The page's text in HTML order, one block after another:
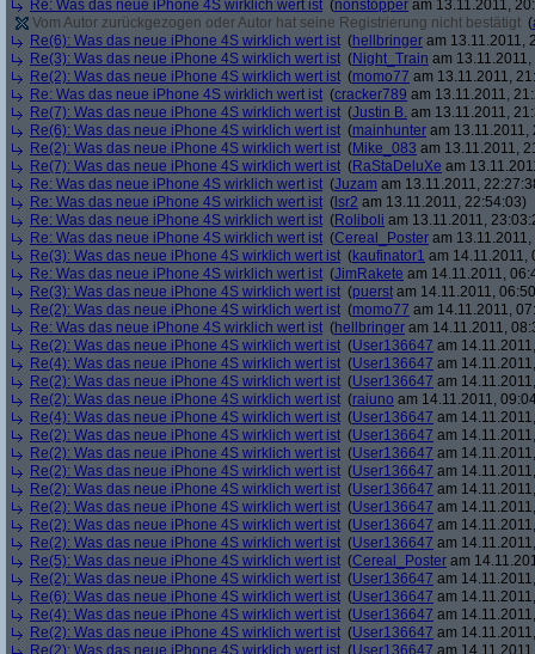
Re: Was das neue iPhone 4S wirklich wert ist (nonstopper am 13.11.2011,
Vom Autor zurückgezogen oder Autor hat seine Registrierung nicht bestätigt (
Re(6): Was das neue iPhone 4S wirklich wert ist (hellbringer am 13.11.2011,
Re(3): Was das neue iPhone 4S wirklich wert ist (Night_Train am
Re(2): Was das neue iPhone 4S wirklich wert ist (momo77 am 13.11.2011,
Re: Was das neue iPhone 4S wirklich wert ist (cracker789 am 13.11.2011,
Re(7): Was das neue iPhone 4S wirklich wert ist (Justin B. am 13.11.2011,
Re(6): Was das neue iPhone 4S wirklich wert ist (mainhunter am 13.11.2011,
Re(2): Was das neue iPhone 4S wirklich wert ist (Mike_083 am 13.11.2011,
Re(7): Was das neue iPhone 4S wirklich wert ist (RaStaDeluXe am
Re: Was das neue iPhone 4S wirklich wert ist (Juzam am 13.11.2011,
Re: Was das neue iPhone 4S wirklich wert ist ( lsr2 am 13.11.2011, 22:54:03)
Re: Was das neue iPhone 4S wirklich wert ist (Roliboli am 13.11.2011,
Re: Was das neue iPhone 4S wirklich wert ist (Cereal_Poster am
Re(3): Was das neue iPhone 4S wirklich wert ist (kaufinator1 am 14.11.2011,
Re: Was das neue iPhone 4S wirklich wert ist (JimRakete am 14.11.2011,
Re(3): Was das neue iPhone 4S wirklich wert ist (puerst am 14.11.2011,
Re(2): Was das neue iPhone 4S wirklich wert ist (momo77 am 14.11.2011,
Re: Was das neue iPhone 4S wirklich wert ist (hellbringer am 14.11.2011,
Re(2): Was das neue iPhone 4S wirklich wert ist (User136647 am
Re(4): Was das neue iPhone 4S wirklich wert ist (User136647 am
Re(2): Was das neue iPhone 4S wirklich wert ist (User136647 am
Re(2): Was das neue iPhone 4S wirklich wert ist (raiuno am 14.11.2011,
Re(4): Was das neue iPhone 4S wirklich wert ist (User136647 am
Re(2): Was das neue iPhone 4S wirklich wert ist (User136647 am
Re(2): Was das neue iPhone 4S wirklich wert ist (User136647 am
Re(2): Was das neue iPhone 4S wirklich wert ist (User136647 am
Re(2): Was das neue iPhone 4S wirklich wert ist (User136647 am
Re(2): Was das neue iPhone 4S wirklich wert ist (User136647 am
Re(2): Was das neue iPhone 4S wirklich wert ist (User136647 am
Re(2): Was das neue iPhone 4S wirklich wert ist (User136647 am
Re(5): Was das neue iPhone 4S wirklich wert ist (Cereal_Poster am
Re(2): Was das neue iPhone 4S wirklich wert ist (User136647 am
Re(6): Was das neue iPhone 4S wirklich wert ist (User136647 am
Re(4): Was das neue iPhone 4S wirklich wert ist (User136647 am
Re(2): Was das neue iPhone 4S wirklich wert ist (User136647 am
Re(2): Was das neue iPhone 4S wirklich wert ist (User136647 am